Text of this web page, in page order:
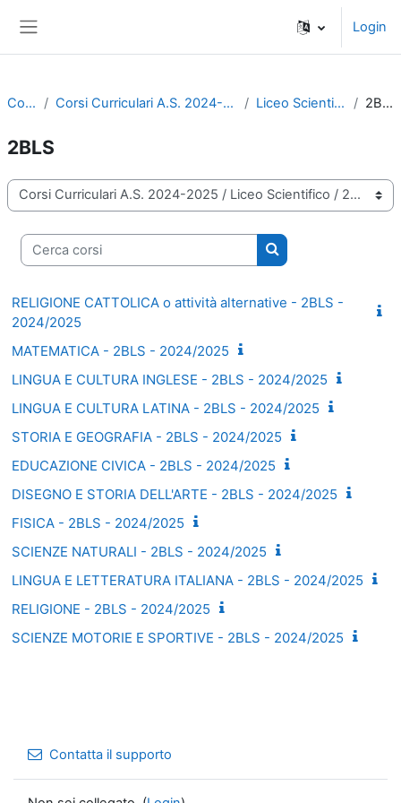
Login
Corsi Corsi Curriculari A.S. 2024-2025 Liceo Scientifico 2BLS
2BLS
Categorie di corso
Cerca corsi
Cerca corsi
RELIGIONE CATTOLICA o attività alternative - 2BLS -
2024/2025
MATEMATICA - 2BLS - 2024/2025
LINGUA E CULTURA INGLESE - 2BLS - 2024/2025
LINGUA E CULTURA LATINA - 2BLS - 2024/2025
STORIA E GEOGRAFIA - 2BLS - 2024/2025
EDUCAZIONE CIVICA - 2BLS - 2024/2025
DISEGNO E STORIA DELL'ARTE - 2BLS - 2024/2025
FISICA - 2BLS - 2024/2025
SCIENZE NATURALI - 2BLS - 2024/2025
LINGUA E LETTERATURA ITALIANA - 2BLS - 2024/2025
RELIGIONE - 2BLS - 2024/2025
SCIENZE MOTORIE E SPORTIVE - 2BLS - 2024/2025
Contatta il supporto